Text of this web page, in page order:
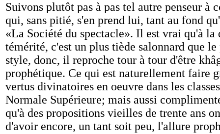
Suivons plutôt pas à pas tel autre penseur à
qui, sans pitié, s'en prend lui, tant au fond
«La Société du spectacle». Il est vrai qu'à la
témérité, c'est un plus tiède salonnard que
style, donc, il reproche tour à tour d'être
prophétique. Ce qui est naturellement faire
vertus divinatoires en oeuvre dans les
Normale Supérieure; mais aussi
qu'à des propositions vieilles de trente ans
d'avoir encore, un tant soit peu, l'allure